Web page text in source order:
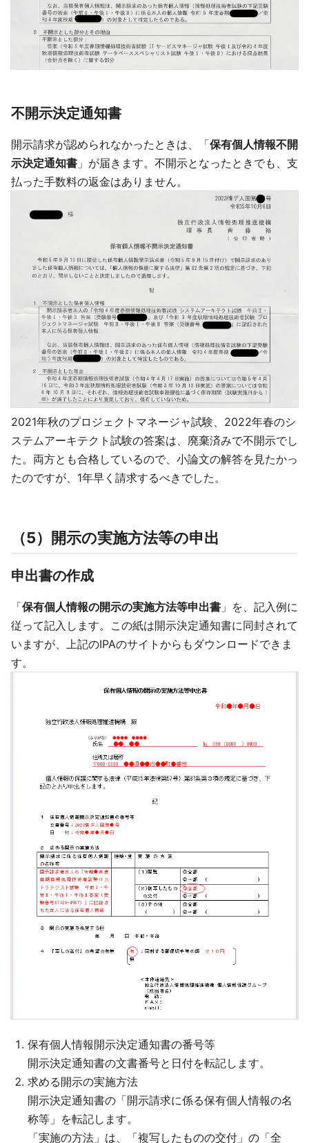
不開示決定通知書
開示請求が認められなかったときは、「保有個人情報不開
示決定通知書 」が届きます。不開示となったときでも、支
払った手数料の返金はありません。
2021年秋のプロジェクトマネージャ試験、2022年春のシ
ステムアーキテクト試験の答案は、廃棄済みで不開示でし
た。両方とも合格しているので、小論文の解答を見たかっ
たのですが、1年早く請求するべきでした。
（5）開示の実施方法等の申出
申出書の作成
「保有個人情報の開示の実施方法等申出書 」を、記入例に
従って記入します。この紙は開示決定通知書に同封されて
いますが、上記のIPAのサイトからもダウンロードできま
す。
保有個人情報開示決定通知書の番号等
開示決定通知書の文書番号と日付を転記します。
求める開示の実施方法
開示決定通知書の「開示請求に係る保有個人情報の名
称等」を転記します。
「実施の方法」は、「複写したものの交付」の「全